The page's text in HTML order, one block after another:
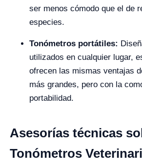
ser menos cómodo que el de
especies.
Tonómetros portátiles:
utilizados en cualquier lugar,
ofrecen las mismas ventajas
más grandes, pero con la
portabilidad.
Asesorías técnicas
Tonómetros